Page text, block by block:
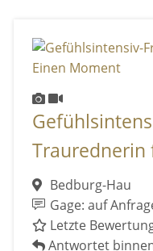
Traurednerin
Bedburg-Hau
Gage: auf
Letzte
Antwortet